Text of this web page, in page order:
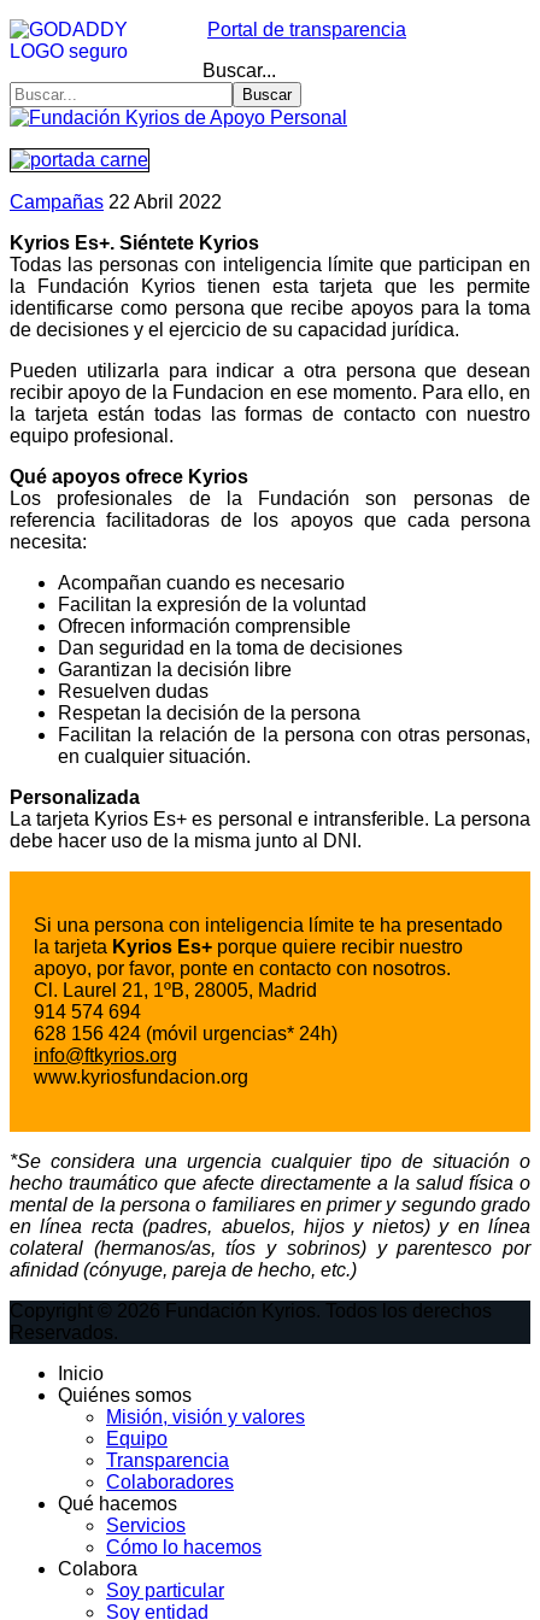
Portal de transparencia
Buscar...
Buscar
Campañas 22 Abril 2022
Kyrios Es+. Siéntete Kyrios
Todas las personas con inteligencia límite que participan en
la Fundación Kyrios tienen esta tarjeta que les permite
identificarse como persona que recibe apoyos para la toma
de decisiones y el ejercicio de su capacidad jurídica.
Pueden utilizarla para indicar a otra persona que desean
recibir apoyo de la Fundacion en ese momento. Para ello, en
la tarjeta están todas las formas de contacto con nuestro
equipo profesional.
Qué apoyos ofrece Kyrios
Los profesionales de la Fundación son personas de
referencia facilitadoras de los apoyos que cada persona
necesita:
Acompañan cuando es necesario
Facilitan la expresión de la voluntad
Ofrecen información comprensible
Dan seguridad en la toma de decisiones
Garantizan la decisión libre
Resuelven dudas
Respetan la decisión de la persona
Facilitan la relación de la persona con otras personas,
en cualquier situación.
Personalizada
La tarjeta Kyrios Es+ es personal e intransferible. La persona
debe hacer uso de la misma junto al DNI.
Si una persona con inteligencia límite te ha presentado
la tarjeta Kyrios Es+ porque quiere recibir nuestro
apoyo, por favor, ponte en contacto con nosotros.
Cl. Laurel 21, 1ºB, 28005, Madrid
914 574 694
628 156 424 (móvil urgencias* 24h)
info@ftkyrios.org
www.kyriosfundacion.org
*Se considera una urgencia cualquier tipo de situación o
hecho traumático que afecte directamente a la salud física o
mental de la persona o familiares en primer y segundo grado
en línea recta (padres, abuelos, hijos y nietos) y en línea
colateral (hermanos/as, tíos y sobrinos) y parentesco por
afinidad (cónyuge, pareja de hecho, etc.)
Copyright © 2026 Fundación Kyrios. Todos los derechos
Reservados.
Inicio
Quiénes somos
Misión, visión y valores
Equipo
Transparencia
Colaboradores
Qué hacemos
Servicios
Cómo lo hacemos
Colabora
Soy particular
Soy entidad